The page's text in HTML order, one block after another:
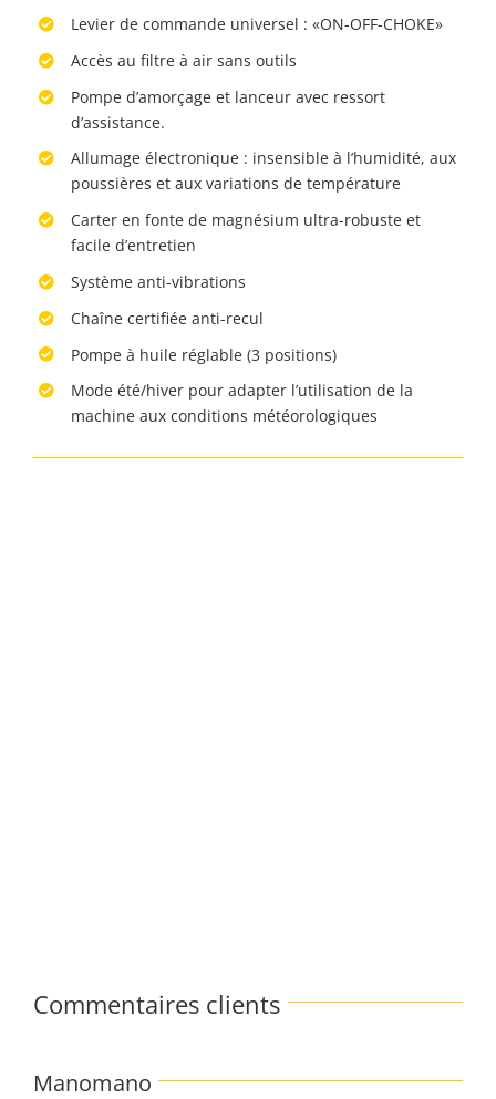
Levier de commande universel : «ON-OFF-CHOKE»
Accès au filtre à air sans outils
Pompe d’amorçage et lanceur avec ressort
d’assistance.
Allumage électronique : insensible à l’humidité, aux
poussières et aux variations de température
Carter en fonte de magnésium ultra-robuste et
facile d’entretien
Système anti-vibrations
Chaîne certifiée anti-recul
Pompe à huile réglable (3 positions)
Mode été/hiver pour adapter l’utilisation de la
machine aux conditions météorologiques
Commentaires clients
Manomano